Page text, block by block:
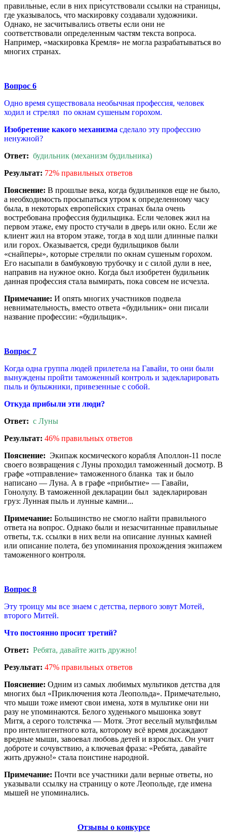
правильные, если в них присутствовали ссылки на страницы,
где указывалось, что маскировку создавали художники.
Однако, не засчитывались ответы если они не
соответствовали определенным частям текста вопроса.
Например, «маскировка Кремля» не могла разрабатываться во
многих странах.
Вопрос 6
Одно время существовала необычная профессия, человек
ходил и стрелял по окнам сушеным горохом.
Изобретение какого механизма сделало эту профессию
ненужной?
Ответ: будильник (механизм будильника)
Результат: 72% правильных ответов
Пояснение: В прошлые века, когда будильников еще не было,
а необходимость просыпаться утром к определенному часу
была, в некоторых европейских странах была очень
востребована профессия будильщика. Если человек жил на
первом этаже, ему просто стучали в дверь или окно. Если же
клиент жил на втором этаже, тогда в ход шли длинные палки
или горох. Оказывается, среди будильщиков были
«снайперы», которые стреляли по окнам сушеным горохом.
Его насыпали в бамбуковую трубочку и с силой дули в нее,
направив на нужное окно. Когда был изобретен будильник
данная профессия стала вымирать, пока совсем не исчезла.
Примечание: И опять многих участников подвела
невнимательность, вместо ответа «будильник» они писали
название профессии: «будильщик».
Вопрос 7
Когда одна группа людей прилетела на Гавайи, то они были
вынуждены пройти таможенный контроль и задекларировать
пыль и булыжники, привезенные с собой.
Откуда прибыли эти люди?
Ответ: с Луны
Результат: 46% правильных ответов
Пояснение: Экипаж космического корабля Аполлон-11 после
своего возвращения с Луны проходил таможенный досмотр. В
графе «отправление» таможенного бланка так и было
написано — Луна. А в графе «прибытие» — Гавайи,
Гонолулу. В таможенной декларации был задекларирован
груз: Лунная пыль и лунные камни...
Примечание: Большинство не смогло найти правильного
ответа на вопрос. Однако были и незасчитанные правильные
ответы, т.к. ссылки в них вели на описание лунных камней
или описание полета, без упоминания прохождения экипажем
таможенного контроля.
Вопрос 8
Эту троицу мы все знаем с детства, первого зовут Мотей,
второго Митей.
Что постоянно просит третий?
Ответ: Ребята, давайте жить дружно!
Результат: 47% правильных ответов
Пояснение: Одним из самых любимых мультиков детства для
многих был «Приключения кота Леопольда». Примечательно,
что мыши тоже имеют свои имена, хотя в мультике они ни
разу не упоминаются. Белого худенького мышонка зовут
Митя, а серого толстячка — Мотя. Этот веселый мультфильм
про интеллигентного кота, которому всё время досаждают
вредные мыши, завоевал любовь детей и взрослых. Он учит
доброте и сочувствию, а ключевая фраза: «Ребята, давайте
жить дружно!» стала поистине народной.
Примечание: Почти все участники дали верные ответы, но
указывали ссылку на страницу о коте Леопольде, где имена
мышей не упоминались.
Отзывы о конкурсе